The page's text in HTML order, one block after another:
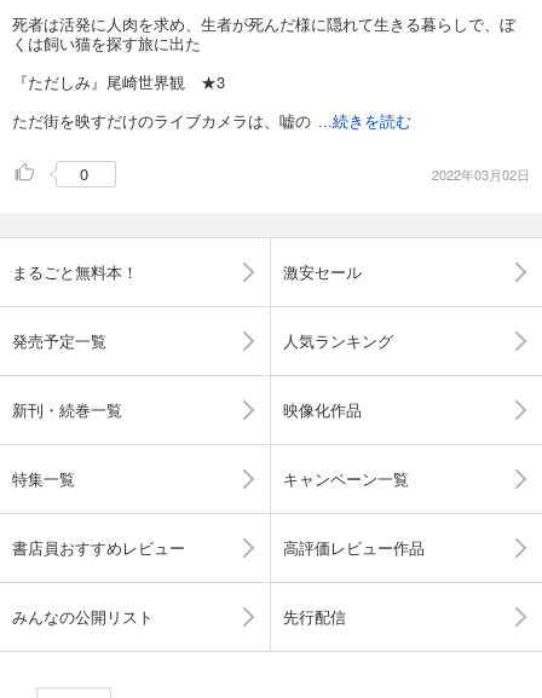
死者は活発に人肉を求め、生者が死んだ様に隠れて生きる暮らしで、ぼ
くは飼い猫を探す旅に出た
『ただしみ』尾崎世界観 ★3
ただ街を映すだけのライブカメラは、嘘の ...続きを読む
0 2022年03月02日
まるごと無料本！ 激安セール
発売予定一覧 人気ランキング
新刊・続巻一覧 映像化作品
特集一覧 キャンペーン一覧
書店員おすすめレビュー 高評価レビュー作品
みんなの公開リスト 先行配信